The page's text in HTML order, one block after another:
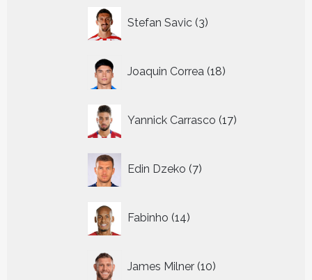
Stefan Savic 3
producten
Joaquin Correa 18
producten
Yannick Carrasco 17
producten
Edin Dzeko 7
producten
Fabinho 14
producten
James Milner 10
producten